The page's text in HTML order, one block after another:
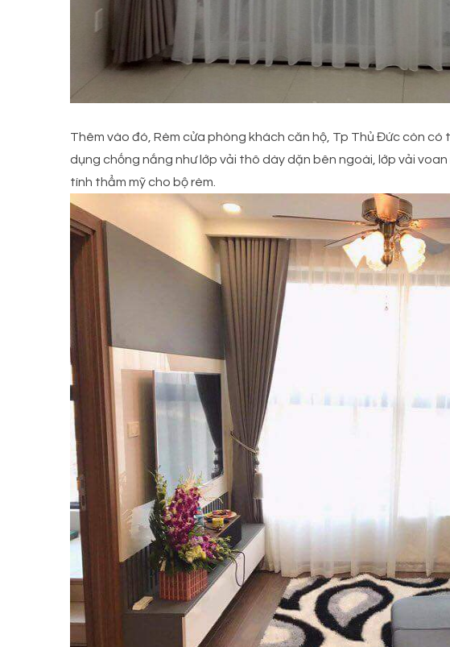
Thêm vào đó, Rèm cửa phòng khách căn hộ, Tp Thủ Đức còn
dụng chống nắng như lớp vải thô dày dặn bên ngoài, lớp vải
tính thẩm mỹ cho bộ rèm.